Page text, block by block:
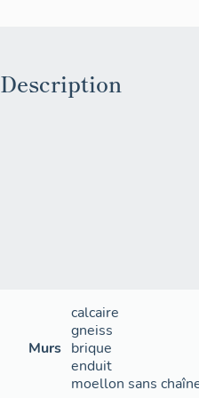
Description
Murs
calcaire
gneiss
brique
enduit
moellon sans